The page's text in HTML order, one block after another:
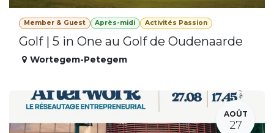
Member & Guest Après-midi Activités Passion
Golf | 5 in One au Golf de Oudenaarde
Wortegem-Petegem
AOÛT
27